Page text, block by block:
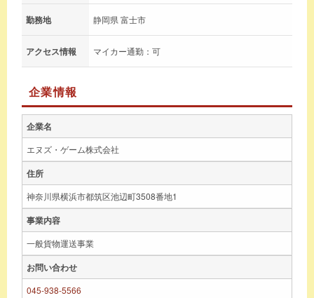
勤務地 静岡県 富士市
アクセス情報 マイカー通勤：可
企業情報
企業名
エヌズ・ゲーム株式会社
住所
神奈川県横浜市都筑区池辺町3508番地1
事業内容
一般貨物運送事業
お問い合わせ
045-938-5566